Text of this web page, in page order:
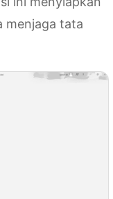
menjaga tata